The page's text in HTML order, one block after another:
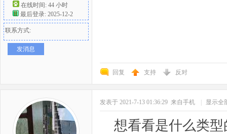
在线时间: 44 小时
最后登录: 2025-12-2
联系方式:
发消息
回复 支持 反对
发表于 2021-7-13 01:36:29 来自手机 显示全
想看看是什么类